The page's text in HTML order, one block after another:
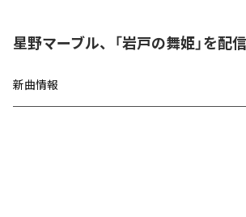
星野マーブル、「岩戸の舞姫」を配
新曲情報